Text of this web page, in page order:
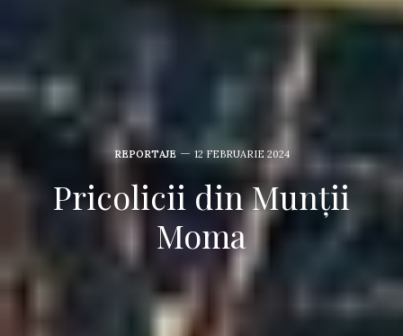
REPORTAJE 12 FEBRUARIE 2024
Pricolicii din Munții
Moma